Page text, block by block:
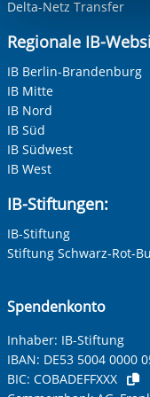
Funktionen sind.
Einwilligung.
Nachname,
Adresse (PLZ, Ort,
Ihre E-Mail-
Ihre
Ihre Nachricht*
Delta-Netz Transfer
Regionale IB-
IB Berlin-Brandenburg
IB Mitte
IB Nord
IB Süd
IB Südwest
IB West
IB-Stiftungen:
IB-Stiftung
Stiftung Schwarz-Rot-
Spendenkonto
Inhaber: IB-Stiftung
IBAN: DE53 5004 0000
BIC: COBADEFFXXX